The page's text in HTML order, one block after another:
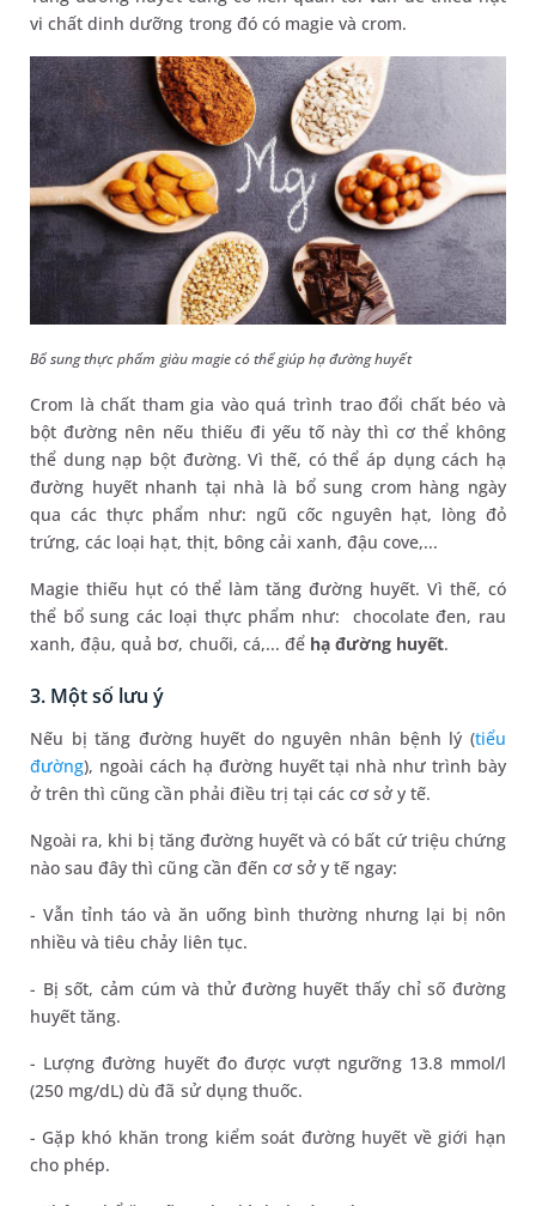
vi chất dinh dưỡng trong đó có magie và crom.
Bổ sung thực phẩm giàu magie có thể giúp hạ đường huyết
Crom là chất tham gia vào quá trình trao đổi chất béo và
bột đường nên nếu thiếu đi yếu tố này thì cơ thể không
thể dung nạp bột đường. Vì thế, có thể áp dụng cách hạ
đường huyết nhanh tại nhà là bổ sung crom hàng ngày
qua các thực phẩm như: ngũ cốc nguyên hạt, lòng đỏ
trứng, các loại hạt, thịt, bông cải xanh, đậu cove,...
Magie thiếu hụt có thể làm tăng đường huyết. Vì thế, có
thể bổ sung các loại thực phẩm như: chocolate đen, rau
xanh, đậu, quả bơ, chuối, cá,... để hạ đường huyết.
3. Một số lưu ý
Nếu bị tăng đường huyết do nguyên nhân bệnh lý (tiểu
đường), ngoài cách hạ đường huyết tại nhà như trình bày
ở trên thì cũng cần phải điều trị tại các cơ sở y tế.
Ngoài ra, khi bị tăng đường huyết và có bất cứ triệu chứng
nào sau đây thì cũng cần đến cơ sở y tế ngay:
- Vẫn tỉnh táo và ăn uống bình thường nhưng lại bị nôn
nhiều và tiêu chảy liên tục.
- Bị sốt, cảm cúm và thử đường huyết thấy chỉ số đường
huyết tăng.
- Lượng đường huyết đo được vượt ngưỡng 13.8 mmol/l
(250 mg/dL) dù đã sử dụng thuốc.
- Gặp khó khăn trong kiểm soát đường huyết về giới hạn
cho phép.